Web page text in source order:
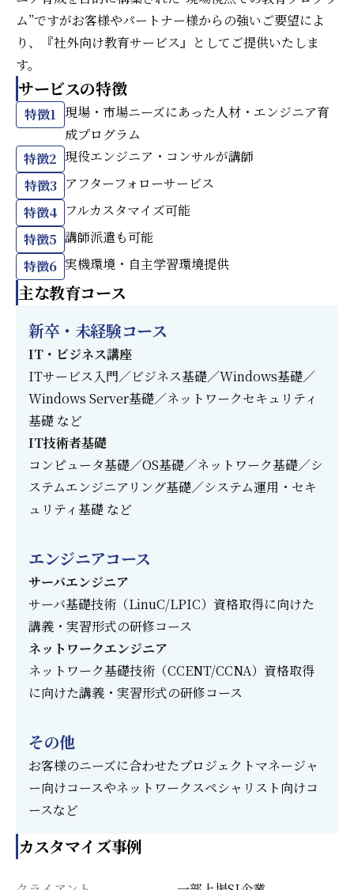
ム”ですがお客様やパートナー様からの強いご要望によ
り、『社外向け教育サービス』としてご提供いたしま
す。
サービスの特徴
特徴1 現場・市場ニーズにあった人材・エンジニア育
成プログラム
特徴2 現役エンジニア・コンサルが講師
特徴3 アフターフォローサービス
特徴4 フルカスタマイズ可能
特徴5 講師派遣も可能
特徴6 実機環境・自主学習環境提供
主な教育コース
新卒・未経験コース
IT・ビジネス講座
ITサービス入門／ビジネス基礎／Windows基礎／
Windows Server基礎／ネットワークセキュリティ
基礎 など
IT技術者基礎
コンピュータ基礎／OS基礎／ネットワーク基礎／シ
ステムエンジニアリング基礎／システム運用・セキ
ュリティ基礎 など
エンジニアコース
サーバエンジニア
サーバ基礎技術（LinuC/LPIC）資格取得に向けた
講義・実習形式の研修コース
ネットワークエンジニア
ネットワーク基礎技術（CCENT/CCNA）資格取得
に向けた講義・実習形式の研修コース
その他
お客様のニーズに合わせたプロジェクトマネージャ
ー向けコースやネットワークスペシャリスト向けコ
ースなど
カスタマイズ事例